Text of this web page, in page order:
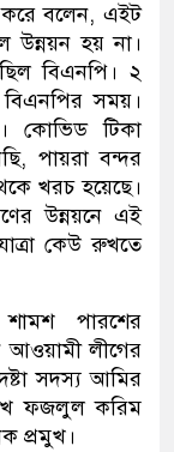
করে বলেন, এইট
উন্নয়ন হয় না।
বিএনপি। ২
সময়।
কোভিড টিকা
পায়রা বন্দর
খরচ হয়েছে।
উন্নয়নে এই
কেউ রুখতে
পারশের
আওয়ামী লীগের
সদস্য আমির
ফজলুল করিম
প্রমুখ।